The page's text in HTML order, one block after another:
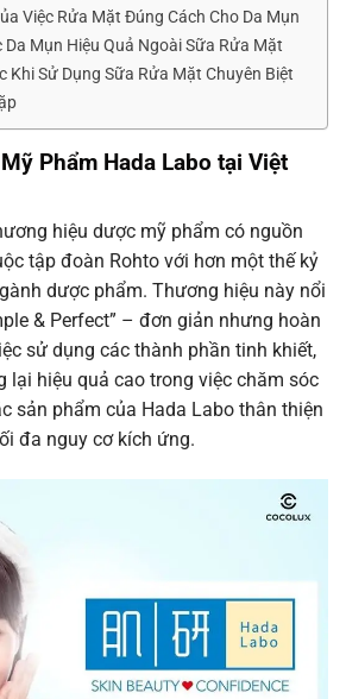
Việc Rửa Mặt Đúng Cách Cho Da Mụn
Da Mụn Hiệu Quả Ngoài Sữa Rửa Mặt
Khi Sử Dụng Sữa Rửa Mặt Chuyên Biệt
Phẩm Hada Labo tại Việt
hiệu dược mỹ phẩm có nguồn
tập đoàn Rohto với hơn một thế kỷ
dược phẩm. Thương hiệu này nổi
& Perfect” – đơn giản nhưng hoàn
sử dụng các thành phần tinh khiết,
lại hiệu quả cao trong việc chăm sóc
sản phẩm của Hada Labo thân thiện
đa nguy cơ kích ứng.